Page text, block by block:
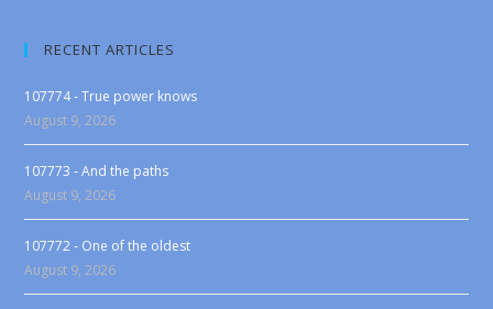
RECENT ARTICLES
107774 - True power knows
August 9, 2026
107773 - And the paths
August 9, 2026
107772 - One of the oldest
August 9, 2026